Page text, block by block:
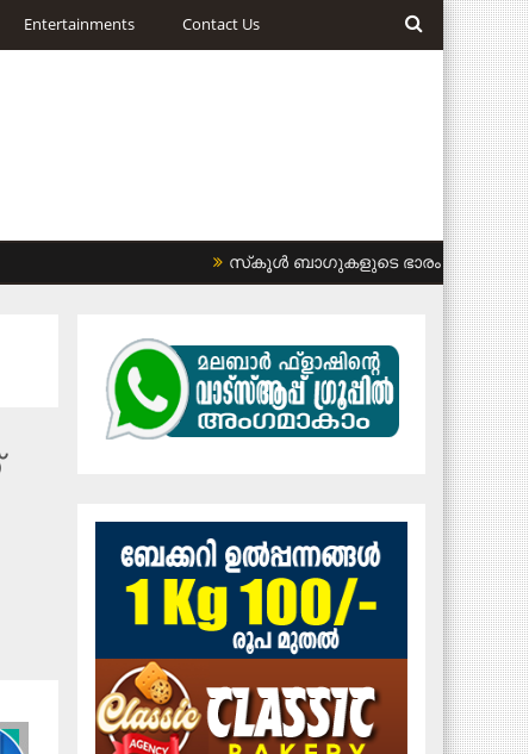
Entertainments Contact Us
സ്‌കൂള്‍ ബാഗുകളുടെ ഭാരം കുറയ്ക്കണം: